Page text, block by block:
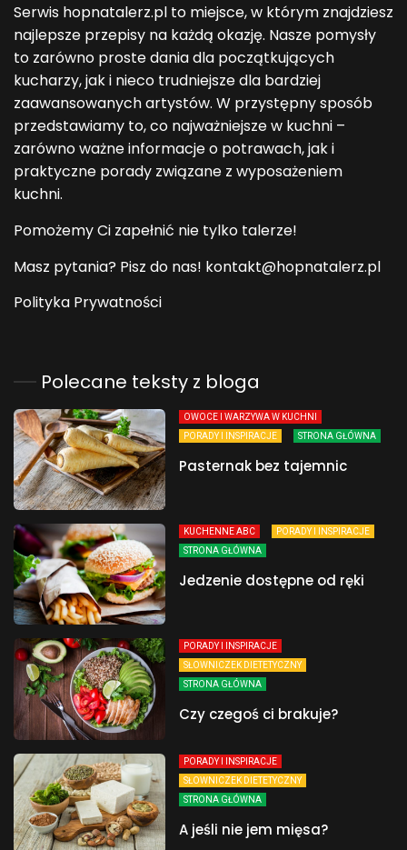
Serwis hopnatalerz.pl to miejsce, w którym znajdziesz
najlepsze przepisy na każdą okazję. Nasze pomysły
to zarówno proste dania dla początkujących
kucharzy, jak i nieco trudniejsze dla bardziej
zaawansowanych artystów. W przystępny sposób
przedstawiamy to, co najważniejsze w kuchni –
zarówno ważne informacje o potrawach, jak i
praktyczne porady związane z wyposażeniem
kuchni.
Pomożemy Ci zapełnić nie tylko talerze!
Masz pytania? Pisz do nas! kontakt@hopnatalerz.pl
Polityka Prywatności
Polecane teksty z bloga
OWOCE I WARZYWA W KUCHNI
PORADY I INSPIRACJE
STRONA GŁÓWNA
Pasternak bez tajemnic
KUCHENNE ABC
PORADY I INSPIRACJE
STRONA GŁÓWNA
Jedzenie dostępne od ręki
PORADY I INSPIRACJE
SŁOWNICZEK DIETETYCZNY
STRONA GŁÓWNA
Czy czegoś ci brakuje?
PORADY I INSPIRACJE
SŁOWNICZEK DIETETYCZNY
STRONA GŁÓWNA
A jeśli nie jem mięsa?